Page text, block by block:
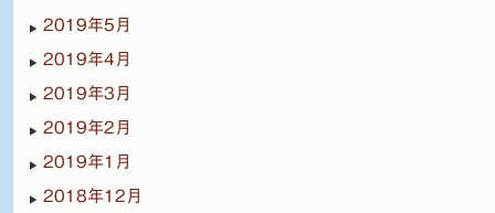
2019年5月
2019年4月
2019年3月
2019年2月
2019年1月
2018年12月